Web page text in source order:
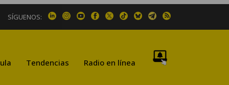
SÍGUENOS:
Tendencias Radio en línea